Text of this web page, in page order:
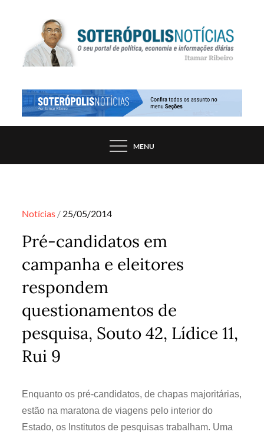
SOTERÓPOLIS NOTÍCIAS
PORTAL DE NOTÍCIAS DE SALVADOR E
MENU
Notícias Posted
25/05/2014
Pré-candidatos em
campanha e eleitores
respondem
questionamentos de
pesquisa, Souto 42, Lídice 11,
Rui 9
Enquanto os pré-candidatos, de chapas majoritárias,
estão na maratona de viagens pelo interior do
Estado, os Institutos de pesquisas trabalham. Uma